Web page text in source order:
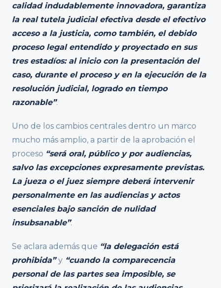
calidad indudablemente innovadora, garantiza
la real tutela judicial efectiva desde el efectivo
acceso a la justicia, como también, el debido
proceso legal entendido y proyectado en sus
tres estadíos: al inicio con la presentación del
caso, durante el proceso y en la ejecución de la
resolución judicial, logrado en tiempo
razonable”.
Uno de los cambios centrales dentro un marco
mucho más amplio, a partir de la aprobación el
proceso “será oral, público y por audiencias,
salvo las excepciones expresamente previstas.
La jueza o el juez siempre deberá intervenir
personalmente en las audiencias y actos
esenciales bajo sanción de nulidad
insubsanable”.
Se aclara además que “la delegación está
prohibida” y “cuando la comparecencia
personal de las partes sea imposible, se